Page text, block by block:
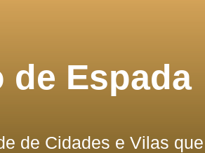
Espada
de Cidades e Vilas